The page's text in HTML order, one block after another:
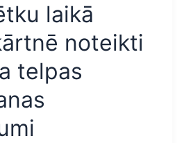
laikā
noteikti
telpas